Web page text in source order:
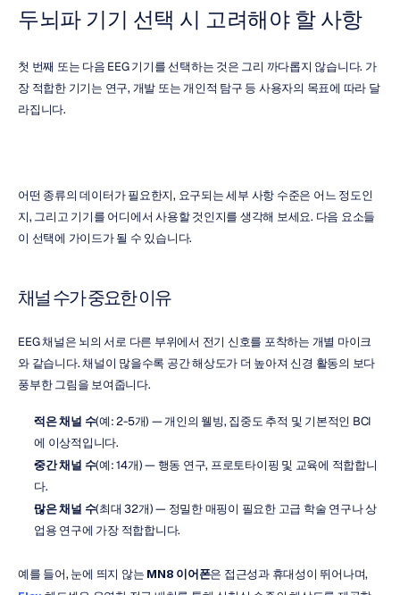
두뇌파 기기 선택 시 고려해야 할 사항
첫 번째 또는 다음 EEG 기기를 선택하는 것은 그리 까다롭지 않습니다. 가
장 적합한 기기는 연구, 개발 또는 개인적 탐구 등 사용자의 목표에 따라 달
라집니다.
어떤 종류의 데이터가 필요한지, 요구되는 세부 사항 수준은 어느 정도인
지, 그리고 기기를 어디에서 사용할 것인지를 생각해 보세요. 다음 요소들
이 선택에 가이드가 될 수 있습니다.
채널 수가 중요한 이유
EEG 채널은 뇌의 서로 다른 부위에서 전기 신호를 포착하는 개별 마이크
와 같습니다. 채널이 많을수록 공간 해상도가 더 높아져 신경 활동의 보다
풍부한 그림을 보여줍니다.
적은 채널 수(예: 2-5개) — 개인의 웰빙, 집중도 추적 및 기본적인 BCI
에 이상적입니다.
중간 채널 수(예: 14개) — 행동 연구, 프로토타이핑 및 교육에 적합합니
다.
많은 채널 수(최대 32개) — 정밀한 매핑이 필요한 고급 학술 연구나 상
업용 연구에 가장 적합합니다.
예를 들어, 눈에 띄지 않는 MN8 이어폰